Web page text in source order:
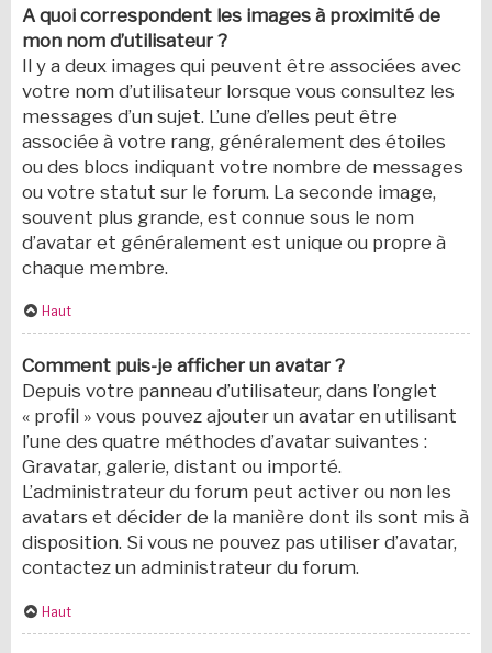
A quoi correspondent les images à proximité de
mon nom d’utilisateur ?
Il y a deux images qui peuvent être associées avec
votre nom d’utilisateur lorsque vous consultez les
messages d’un sujet. L’une d’elles peut être
associée à votre rang, généralement des étoiles
ou des blocs indiquant votre nombre de messages
ou votre statut sur le forum. La seconde image,
souvent plus grande, est connue sous le nom
d’avatar et généralement est unique ou propre à
chaque membre.
Haut
Comment puis-je afficher un avatar ?
Depuis votre panneau d’utilisateur, dans l’onglet
« profil » vous pouvez ajouter un avatar en utilisant
l’une des quatre méthodes d’avatar suivantes :
Gravatar, galerie, distant ou importé.
L’administrateur du forum peut activer ou non les
avatars et décider de la manière dont ils sont mis à
disposition. Si vous ne pouvez pas utiliser d’avatar,
contactez un administrateur du forum.
Haut